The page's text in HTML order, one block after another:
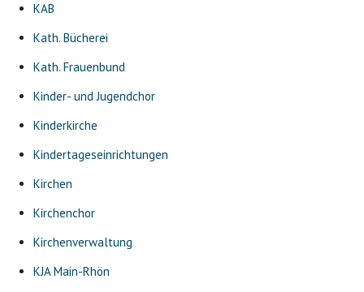
KAB
Kath. Bücherei
Kath. Frauenbund
Kinder- und Jugendchor
Kinderkirche
Kindertageseinrichtungen
Kirchen
Kirchenchor
Kirchenverwaltung
KJA Main-Rhön